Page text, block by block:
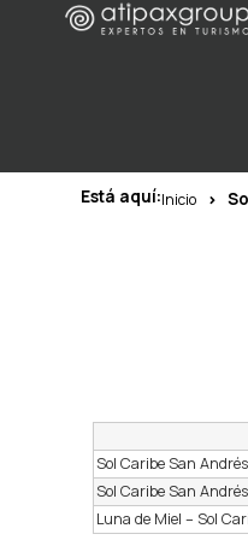
Está aquí:Inicio
Sol Caribe San
Sol Caribe San
Luna de Miel – Sol